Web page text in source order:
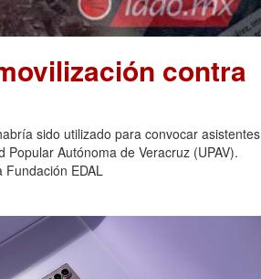
contra
sido utilizado para convocar asistentes
Autónoma de Veracruz (UPAV).
EDAL